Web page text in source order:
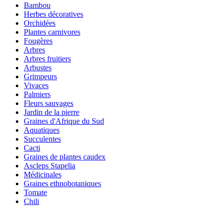
Bambou
Herbes décoratives
Orchidées
Plantes carnivores
Fougères
Arbres
Arbres fruitiers
Arbustes
Grimpeurs
Vivaces
Palmiers
Fleurs sauvages
Jardin de la pierre
Graines d'Afrique du Sud
Aquatiques
Succulentes
Cacti
Graines de plantes caudex
Ascleps Stapelia
Médicinales
Graines ethnobotaniques
Tomate
Chili